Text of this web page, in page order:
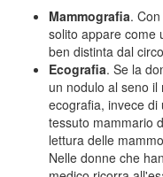
Mammografia.
solito appare come
ben distinta dal
Ecografia. Se la
un nodulo al seno
ecografia, invece
tessuto mammario
lettura delle
Nelle donne che